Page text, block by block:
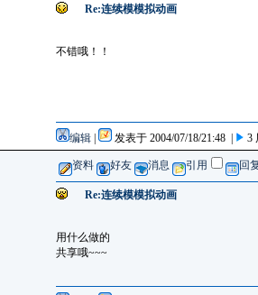
Re:连续模模拟动画
不错哦！！
编辑| 发表于 2004/07/18/21:48 | 3
资料 好友 消息 引用 回
Re:连续模模拟动画
用什么做的
共享哦~~~